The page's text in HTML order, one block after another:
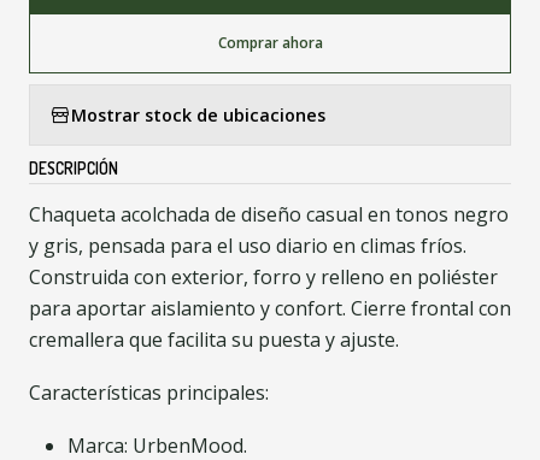
Comprar ahora
Mostrar stock de ubicaciones
DESCRIPCIÓN
Chaqueta acolchada de diseño casual en tonos negro
y gris, pensada para el uso diario en climas fríos.
Construida con exterior, forro y relleno en poliéster
para aportar aislamiento y confort. Cierre frontal con
cremallera que facilita su puesta y ajuste.
Características principales:
Marca: UrbenMood.